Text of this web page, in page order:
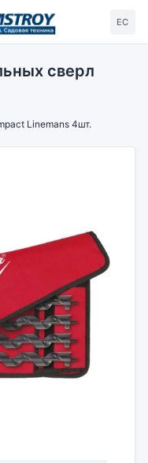
ЕС
сверл
Linemans 4шт.